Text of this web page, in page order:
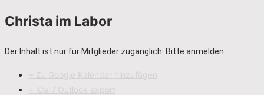
Christa im Labor
Der Inhalt ist nur für Mitglieder zugänglich. Bitte anmelden.
+ Zu Google Kalender hinzufügen
+ iCal / Outlook export